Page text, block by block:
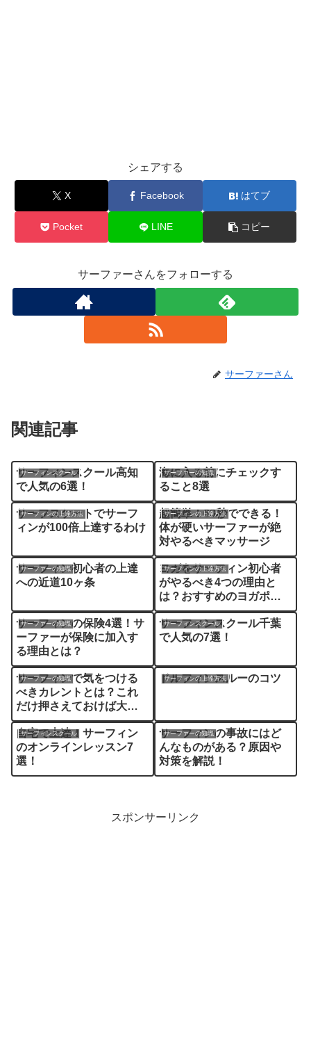
シェアする
X Facebook はてブ
Pocket LINE コピー
サーファーさんをフォローする
サーファーさん
関連記事
サーフィンスクール
サーフィンスクール高知
で人気の6選！
サーファーの知識
海に入る前にチェックす
ること8選
サーフィンの上達方法
サーフスケートでサーフ
ィンが100倍上達するわけ
サーフィンの上達方法
超簡単！60秒でできる！
体が硬いサーファーが絶
対やるべきマッサージ
サーファーの知識
サーフィン初心者の上達
への近道10ヶ条
サーフィンの上達方法
ヨガをサーフィン初心者
がやるべき4つの理由と
は？おすすめのヨガポー
ズも解説！
サーファーの知識
サーフィンの保険4選！サ
ーファーが保険に加入す
る理由とは？
サーフィンスクール
サーフィンスクール千葉
で人気の7選！
サーファーの知識
サーフィンで気をつける
べきカレントとは？これ
だけ押さえておけば大丈
夫！
サーフィンの上達方法
ドルフィンスルーのコツ
サーフィンスクール
自宅で上達！サーフィン
のオンラインレッスン7
選！
サーファーの知識
サーフィンの事故にはど
んなものがある？原因や
対策を解説！
スポンサーリンク